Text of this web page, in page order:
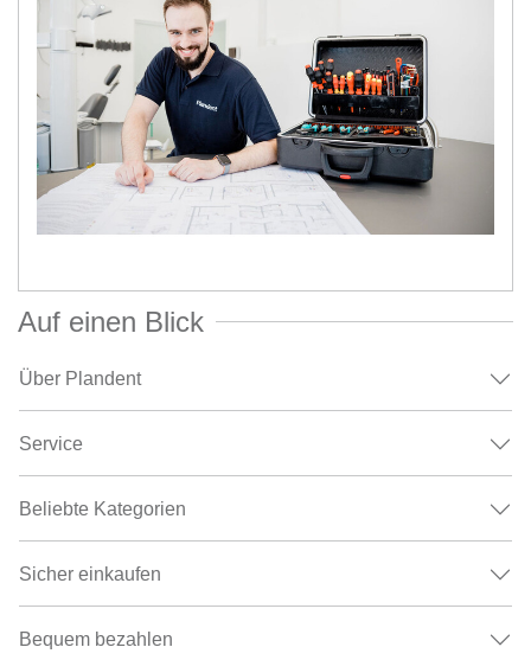
Auf einen Blick
Über Plandent
Service
Beliebte Kategorien
Sicher einkaufen
Bequem bezahlen